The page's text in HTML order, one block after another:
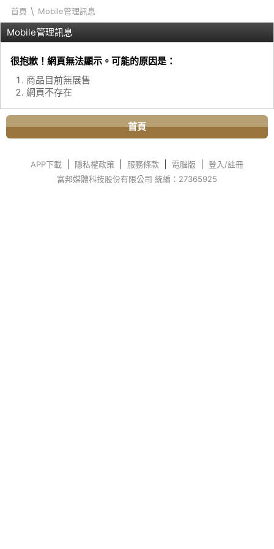
首頁 \ Mobile管理訊息
Mobile管理訊息
很抱歉！網頁無法顯示。可能的原因是：
商品目前無展售
網頁不存在
首頁
APP下載 隱私權政策 服務條款 電腦版
登入/註冊
富邦媒體科技股份有限公司 統編：27365925